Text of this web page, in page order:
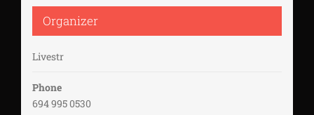
Organizer
Livestr
Phone
694 995 0530